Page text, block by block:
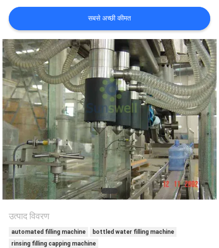
संपर्क
करें
समाचार
एक
उद्धरण
की
विनती
करे
साइटमैप
PRIVACY
POLICY
सबसे अच्छी कीमत
उत्पाद विवरण
automated filling machine
bottled water filling machine
rinsing filling capping machine